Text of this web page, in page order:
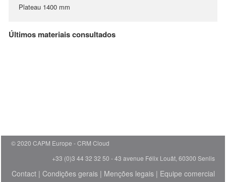
Plateau 1400 mm
Últimos materiais consultados
© 2020 CAPM Europe
CRM Cloud
+33 (0)3 44 32 32 50 - 43 avenue Félix Louât, 60300 Senlis
Contact| Condições gerais| Menções legais| Equipe comercial